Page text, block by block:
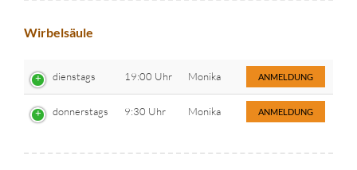
Wirbelsäule
dienstags 19:00 Uhr Monika ANMELDUNG
donnerstags 9:30 Uhr Monika ANMELDUNG